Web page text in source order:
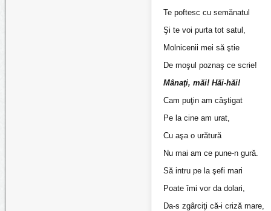
Te poftesc cu semănatul
Şi te voi purta tot satul,
Molnicenii mei să ştie
De moşul poznaş ce scrie!
Mânaţi, măi! Hăi-hăi!
Cam puţin am câştigat
Pe la cine am urat,
Cu aşa o urătură
Nu mai am ce pune-n gură.
Să intru pe la şefi mari
Poate îmi vor da dolari,
Da-s zgârciţi că-i criză mare,